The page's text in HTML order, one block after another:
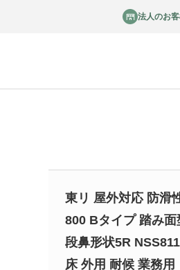
法人のお
東リ 屋外対応 防滑
800 Bタイプ 踏み
段鼻形状5R
床 外用 耐候 業務用